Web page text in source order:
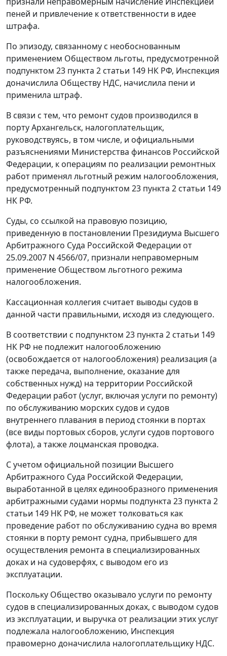
пеней и привлечение к ответственности в идее
штрафа.
По эпизоду, связанному с необоснованным
применением Обществом льготы, предусмотренной
подпунктом 23 пункта 2 статьи 149 НК РФ, Инспекция
доначислила Обществу НДС, начислила пени и
применила штраф.
В связи с тем, что ремонт судов производился в
порту Архангельск, налогоплательщик,
руководствуясь, в том числе, и официальными
разъяснениями Министерства финансов Российской
Федерации, к операциям по реализации ремонтных
работ применял льготный режим налогообложения,
предусмотренный подпунктом 23 пункта 2 статьи 149
НК РФ.
Суды, со ссылкой на правовую позицию,
приведенную в постановлении Президиума Высшего
Арбитражного Суда Российской Федерации от
25.09.2007 N 4566/07, признали неправомерным
применение Обществом льготного режима
налогообложения.
Кассационная коллегия считает выводы судов в
данной части правильными, исходя из следующего.
В соответствии с подпунктом 23 пункта 2 статьи 149
НК РФ не подлежит налогообложению
(освобождается от налогообложения) реализация (а
также передача, выполнение, оказание для
собственных нужд) на территории Российской
Федерации работ (услуг, включая услуги по ремонту)
по обслуживанию морских судов и судов
внутреннего плавания в период стоянки в портах
(все виды портовых сборов, услуги судов портового
флота), а также лоцманская проводка.
С учетом официальной позиции Высшего
Арбитражного Суда Российской Федерации,
выработанной в целях единообразного применения
арбитражными судами нормы подпункта 23 пункта 2
статьи 149 НК РФ, не может толковаться как
проведение работ по обслуживанию судна во время
стоянки в порту ремонт судна, прибывшего для
осуществления ремонта в специализированных
доках и на судоверфях, с выводом его из
эксплуатации.
Поскольку Общество оказывало услуги по ремонту
судов в специализированных доках, с выводом судов
из эксплуатации, и выручка от реализации этих услуг
подлежала налогообложению, Инспекция
правомерно доначислила налогоплательщику НДС.